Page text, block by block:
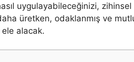
uygulayabileceğinizi, zihinsel
üretken, odaklanmış ve
ele alacak.